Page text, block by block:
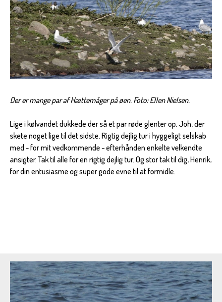
Der er mange par af Hættemåger på øen. Foto: Ellen Nielsen.
Lige i kølvandet dukkede der så et par røde glenter op. Joh, der
skete noget lige til det sidste. Rigtig dejlig tur i hyggeligt selskab
med - for mit vedkommende - efterhånden enkelte velkendte
ansigter. Tak til alle for en rigtig dejlig tur. Og stor tak til dig, Henrik,
for din entusiasme og super gode evne til at formidle.